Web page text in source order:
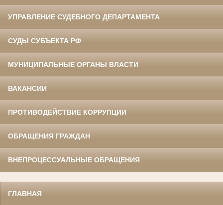
УПРАВЛЕНИЕ СУДЕБНОГО ДЕПАРТАМЕНТА
СУДЫ СУБЪЕКТА РФ
МУНИЦИПАЛЬНЫЕ ОРГАНЫ ВЛАСТИ
ВАКАНСИИ
ПРОТИВОДЕЙСТВИЕ КОРРУПЦИИ
ОБРАЩЕНИЯ ГРАЖДАН
ВНЕПРОЦЕССУАЛЬНЫЕ ОБРАЩЕНИЯ
ГЛАВНАЯ